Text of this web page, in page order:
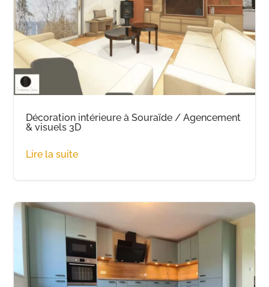
Décoration intérieure à Souraïde / Agencement
& visuels 3D
Lire la suite